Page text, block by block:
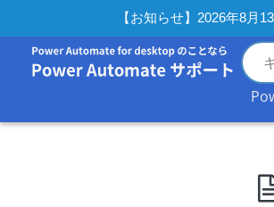
【お知らせ】2026年8月